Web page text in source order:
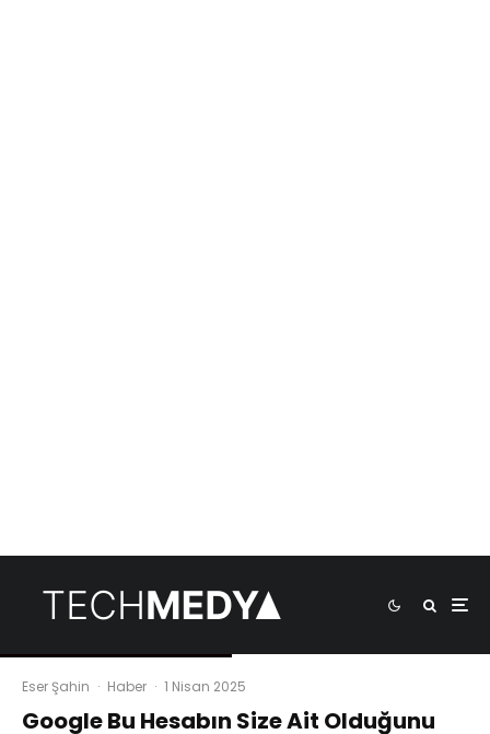
Eser Şahin · Haber · 1 Nisan 2025
Google Bu Hesabın Size Ait Olduğunu